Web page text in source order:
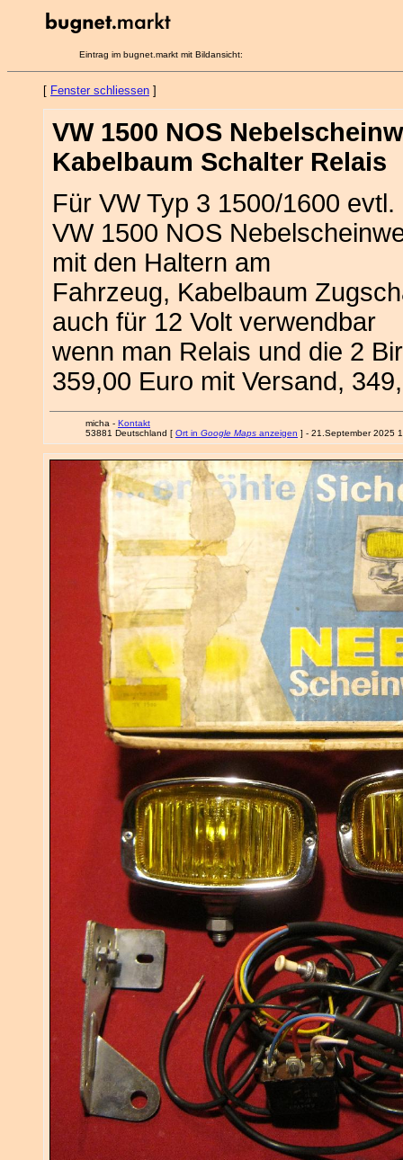
Eintrag im bugnet.markt mit Bildansicht:
[ Fenster schliessen ]
VW 1500 NOS
Kabelbaum Schalter Relais
Für VW Typ 3 1500/1600
VW 1500 NOS
mit den Haltern am
Fahrzeug, Kabelbaum
auch für 12 Volt verwendbar
wenn man Relais und die 2
359,00 Euro mit Versand,
micha - Kontakt
53881 Deutschland [ Ort in Google Maps anzeigen ] - 21.September 2025